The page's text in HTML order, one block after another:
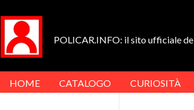
POLICAR.INFO: il sito ufficiale
HOME CATALOGO CURIOSITÀ